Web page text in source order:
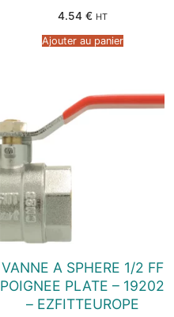
4.54 € HT
Ajouter au panier
VANNE A SPHERE 1/2 FF
POIGNEE PLATE – 19202
– EZFITTEUROPE